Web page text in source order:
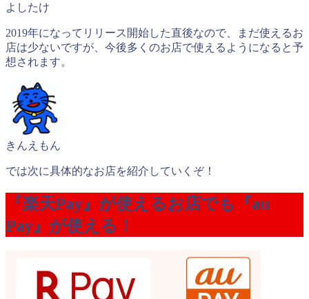
よしたけ
2019年になってリリース開始した直後なので、まだ使えるお
店は少ないですが、今後多くのお店で使えるようになると予
想されます。
きんえもん
では次に具体的なお店を紹介していくぞ！
『楽天Pay』が使えるお店でも『au
Pay』が使える！